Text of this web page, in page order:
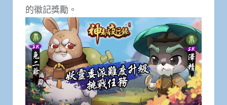
的徽記獎勵。